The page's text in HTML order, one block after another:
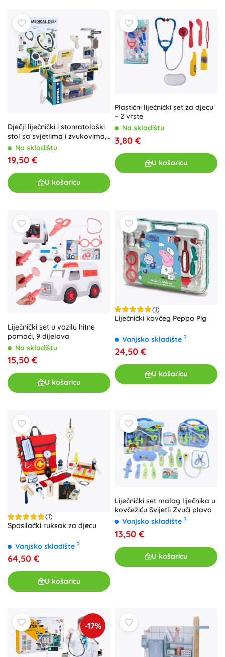
Dječji liječnički i stomatološki
stol sa svjetlima i zvukovima,
51 dioNa skladištu
19,50 €
U košaricu
Plastični liječnički set za djecu
– 2 vrste
Na skladištu
3,80 €
U košaricu
Liječnički set u vozilu hitne
pomoći, 9 dijelova
Na skladištu
15,50 €
U košaricu
(1)
Liječnički kovčeg Peppa Pig
Vanjsko skladište ?
24,50 €
U košaricu
(1)
Spasilački ruksak za djecu
Vanjsko skladište ?
64,50 €
U košaricu
Liječnički set malog liječnika u
kovčežiću Svijetli Zvuči plavo
Vanjsko skladište ?
13,50 €
U košaricu
-17%